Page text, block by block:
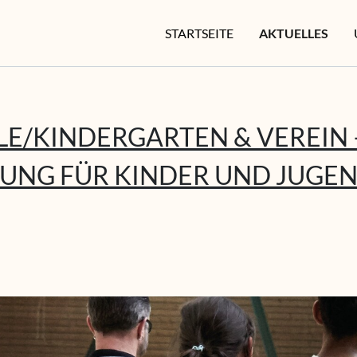
STARTSEITE AKTUELLES
KINDERGARTEN & VEREIN
FÜR KINDER UND